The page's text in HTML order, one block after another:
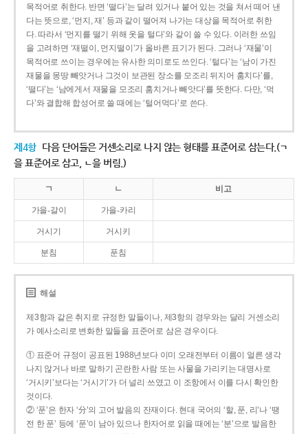
목적어로 취한다. 반면 ‘떨다’는 달려 있거나 붙어 있는 것을 쳐서 떼어 낸
다는 뜻으로, ‘먼지, 재’ 등과 같이 떨어져 나가는 대상을 목적어로 취한
다. 따라서 ‘먼지를 떨기 위해 옷을 털다’와 같이 쓸 수 있다. 이러한 쓰임
을 고려하면 ‘재떨이, 먼지떨이’가 올바른 표기가 된다. 그러나 ‘재물’이
목적어로 쓰이는 경우에는 유사한 의미로도 쓰인다. ‘털다’는 ‘남이 가진
재물을 몽땅 빼앗거나 그것이 보관된 장소를 모조리 뒤지어 훔치다’를,
‘떨다’는 ‘남에게서 재물을 모조리 훔치거나 빼앗다’를 뜻한다. 다만, ‘먹
다’와 결합해 합성어로 쓸 때에는 ‘털어먹다’로 쓴다.
제4항 다음 단어들은 거센소리로 나지 않는 형태를 표준어로 삼는다.(ㄱ
을 표준어로 삼고, ㄴ을 버림.)
ㄱ ㄴ 비고
가을-갈이 가을-카리
거시기 거시키
분침 푼침
해설
제3항과 같은 취지로 규정한 말들이나, 제3항의 경우와는 달리 거센소리
가 예사소리로 변화한 말들을 표준어로 삼은 경우이다.
① 표준어 규정이 공표된 1988년보다 이미 오래전부터 이름이 얼른 생각
나지 않거나 바로 말하기 곤란한 사람 또는 사물을 가리키는 대명사로
‘거시키’보다는 ‘거시기’가 더 널리 쓰였고 이 조항에서 이를 다시 확인한
것이다.
② ‘푼’은 한자 ‘分’의 고어 발음의 잔재이다. 현대 국어의 ‘할, 푼, 리’나 ‘땡
전 한 푼’ 등에 ‘푼’이 남아 있으나 한자어로 읽을 때에는 ‘분’으로 발음한